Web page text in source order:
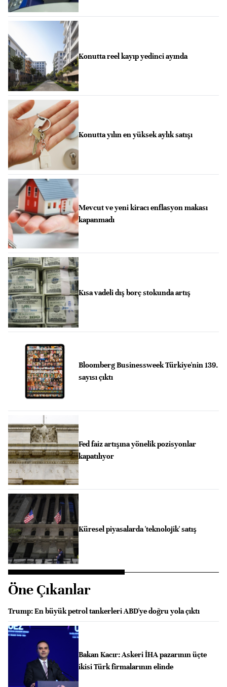
Konutta reel kayıp yedinci ayında
Konutta yılın en yüksek aylık satışı
Mevcut ve yeni kiracı enflasyon makası
kapanmadı
Kısa vadeli dış borç stokunda artış
Bloomberg Businessweek Türkiye'nin 139.
sayısı çıktı
Fed faiz artışına yönelik pozisyonlar
kapatılıyor
Küresel piyasalarda 'teknolojik' satış
Öne Çıkanlar
Trump: En büyük petrol tankerleri ABD'ye doğru yola çıktı
Bakan Kacır: Askeri İHA pazarının üçte
ikisi Türk firmalarının elinde